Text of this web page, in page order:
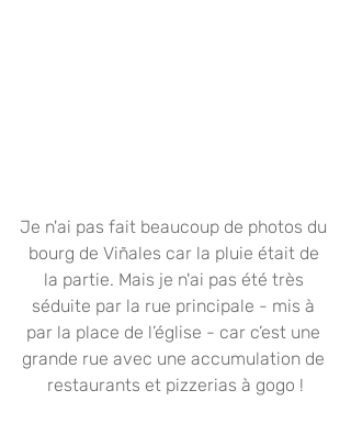
Je n'ai pas fait beaucoup de photos du
bourg de Viñales car la pluie était de
la partie. Mais je n'ai pas été très
séduite par la rue principale - mis à
par la place de l’église - car c’est une
grande rue avec une accumulation de
restaurants et pizzerias à gogo !